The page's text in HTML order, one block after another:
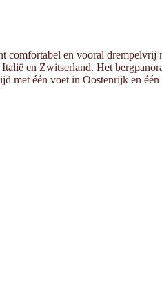
en vooral drempelvrij
en Zwitserland. Het
met één voet in Oostenrijk en één